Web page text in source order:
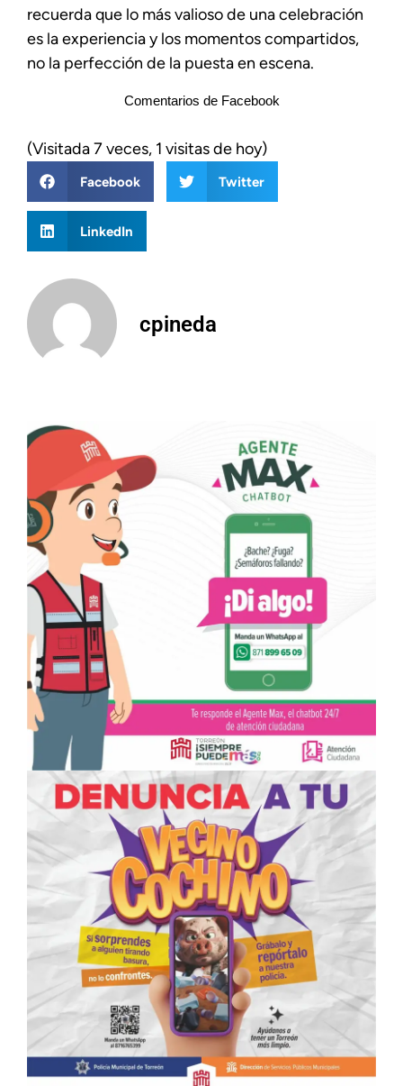
recuerda que lo más valioso de una celebración
es la experiencia y los momentos compartidos,
no la perfección de la puesta en escena.
Comentarios de Facebook
(Visitada 7 veces, 1 visitas de hoy)
Facebook Twitter
LinkedIn
cpineda